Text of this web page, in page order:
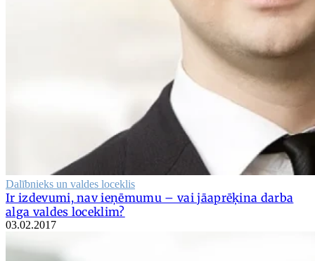
Dalībnieks un valdes loceklis
Ir izdevumi, nav ieņēmumu – vai jāaprēķina darba
alga valdes loceklim?
03.02.2017